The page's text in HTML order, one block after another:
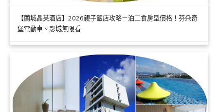
【蘭城晶英酒店】2026親子飯店攻略ㄧ泊二食房型價格！芬朵奇
堡電動車、影城無限看